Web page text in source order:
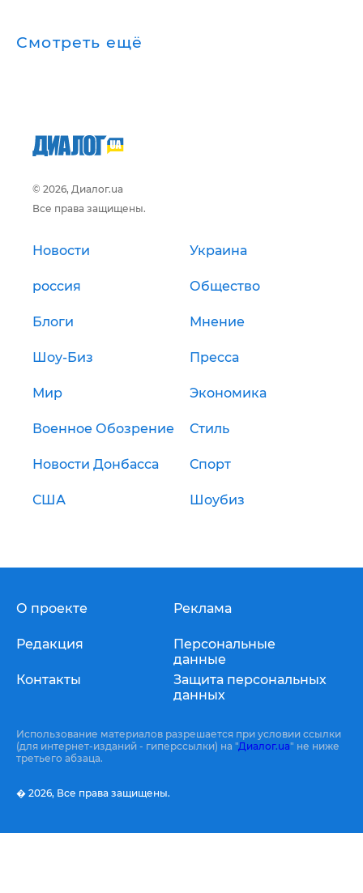
Смотреть ещё
© 2026, Диалог.ua
Все права защищены.
Новости Украина
россия Общество
Блоги Мнение
Шоу-Биз Пресса
Мир Экономика
Военное Обозрение Стиль
Новости Донбасса Спорт
США Шоубиз
О проекте
Редакция
Контакты
Реклама
Персональные
данные
Защита персональных
данных
Использование материалов разрешается при условии ссылки
(для интернет-изданий - гиперссылки) на "Диалог.ua" не ниже
третьего абзаца.
� 2026, Все права защищены.